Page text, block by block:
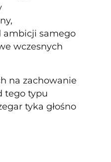
ambicji samego
wczesnych
na zachowanie
tego typu
tyka głośno